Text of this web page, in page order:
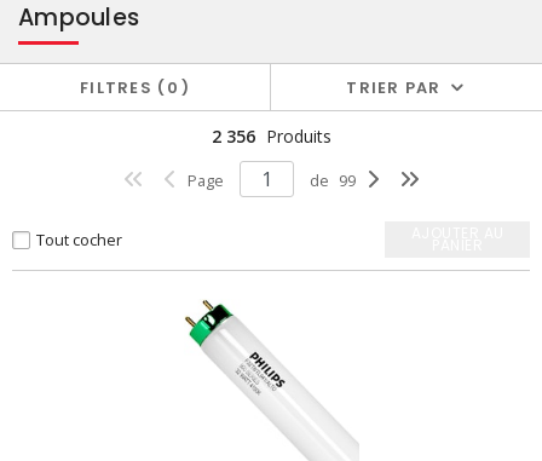
Ampoules
FILTRES 0 TRIER PAR
2 356 Produits
Page de 99
Tout cocher